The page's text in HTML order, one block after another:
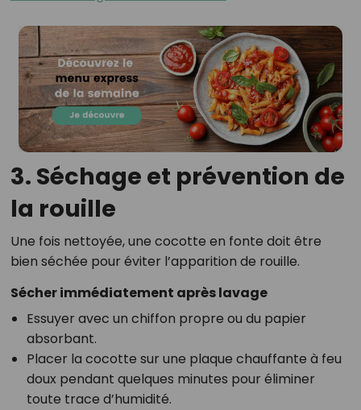
3. Séchage et prévention de
la rouille
Une fois nettoyée, une cocotte en fonte doit être
bien séchée pour éviter l’apparition de rouille.
Sécher immédiatement après lavage
Essuyer avec un chiffon propre ou du papier
absorbant.
Placer la cocotte sur une plaque chauffante à feu
doux pendant quelques minutes pour éliminer
toute trace d’humidité.